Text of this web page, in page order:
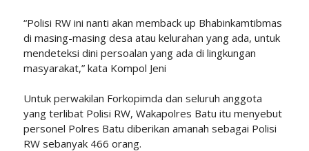
“Polisi RW ini nanti akan memback up Bhabinkamtibmas
di masing-masing desa atau kelurahan yang ada, untuk
mendeteksi dini persoalan yang ada di lingkungan
masyarakat,” kata Kompol Jeni
Untuk perwakilan Forkopimda dan seluruh anggota
yang terlibat Polisi RW, Wakapolres Batu itu menyebut
personel Polres Batu diberikan amanah sebagai Polisi
RW sebanyak 466 orang.